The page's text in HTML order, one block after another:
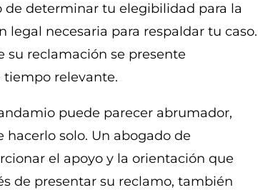
de determinar tu elegibilidad para la
necesaria para respaldar tu caso.
su reclamación se presente
relevante.
puede parecer abrumador,
solo. Un abogado de
el apoyo y la orientación que
de presentar su reclamo, también